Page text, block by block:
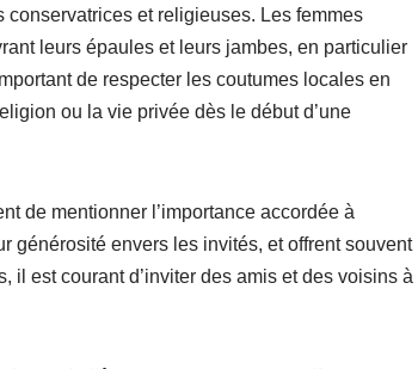
conservatrices et religieuses. Les femmes
leurs épaules et leurs jambes, en particulier
de respecter les coutumes locales en
ou la vie privée dès le début d’une
de mentionner l’importance accordée à
générosité envers les invités, et offrent souvent
il est courant d’inviter des amis et des voisins à